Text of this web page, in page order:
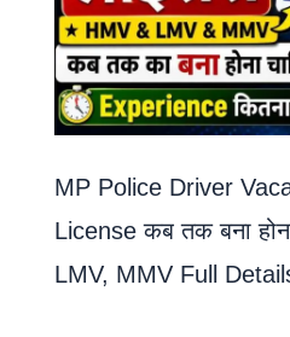
MP Police Driver
License कब तक बना
LMV, MMV Full